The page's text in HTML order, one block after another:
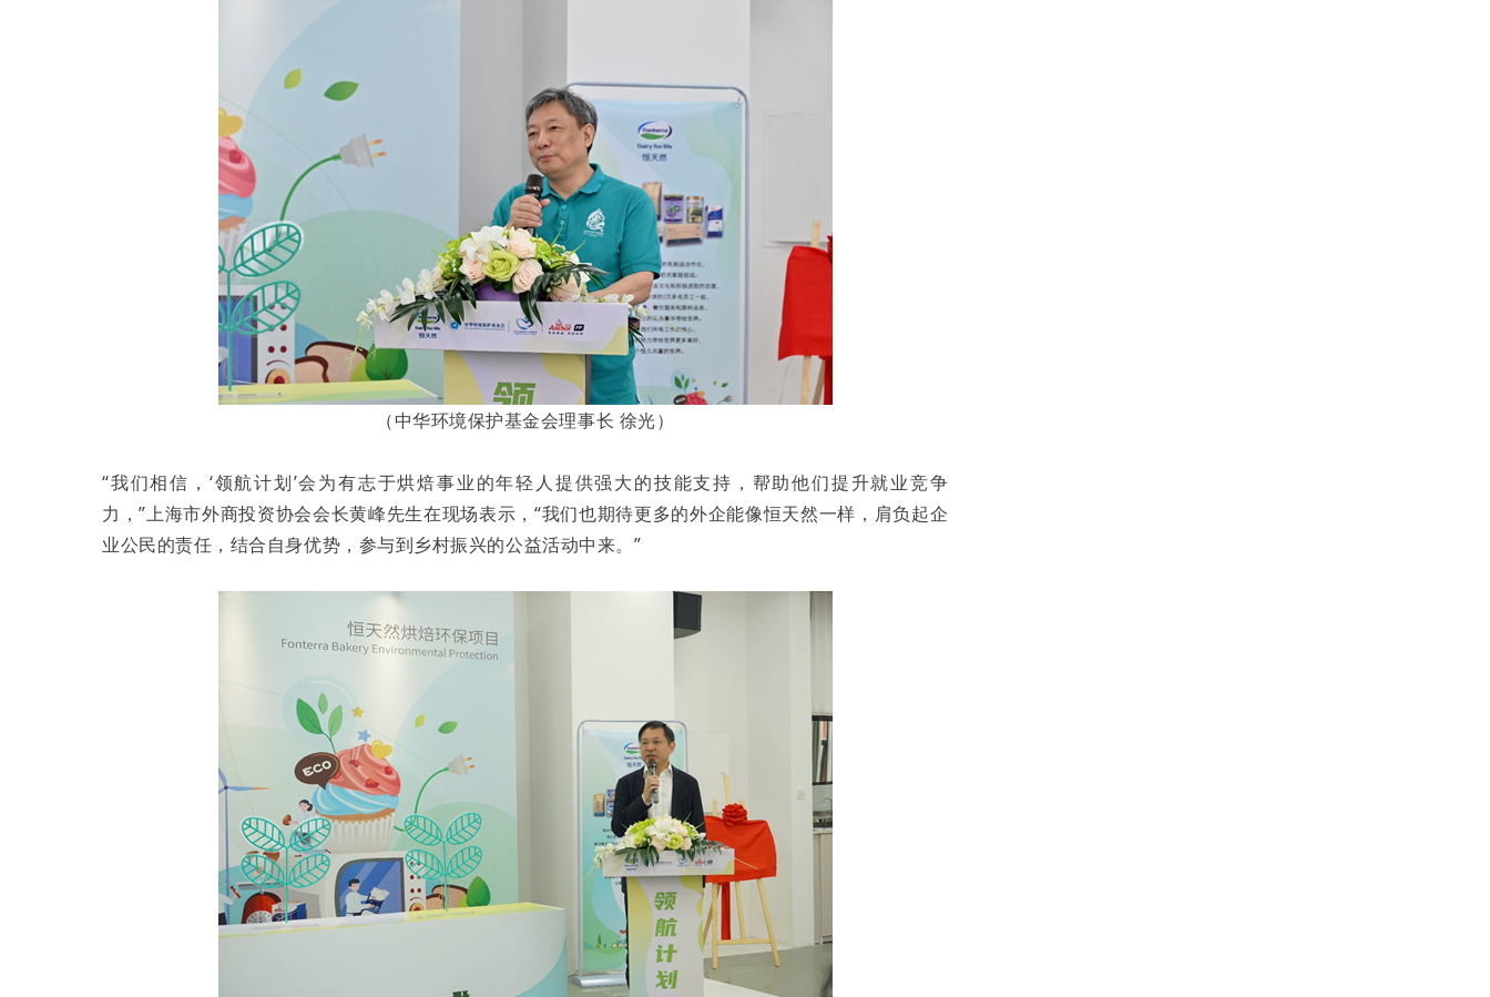
（中华环境保护基金会理事长 徐光）
“我们相信，‘领航计划’会为有志于烘焙事业的年轻人提供强大的技能支持，帮助他们提升就业竞争
力，”上海市外商投资协会会长黄峰先生在现场表示，“我们也期待更多的外企能像恒天然一样，肩负起企
业公民的责任，结合自身优势，参与到乡村振兴的公益活动中来。”